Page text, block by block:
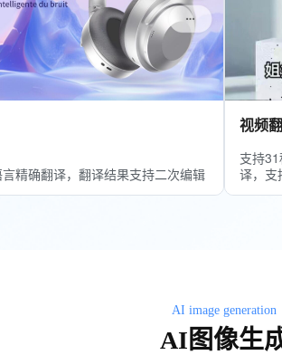
精确翻译，翻译结果支持二次编辑
视频
支持
译，支
AI image generation
AI图像生